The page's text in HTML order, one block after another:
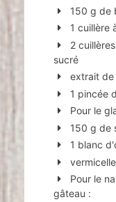
150 g de
1 cuillère
2
sucré
extrait de
1 pincée
Pour le
150 g de
1 blanc
Pour le
gâteau :